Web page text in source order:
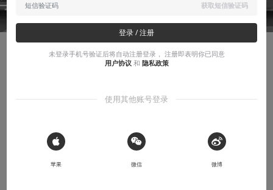
（下）：旧传说
世代战斗机甲“歌利亚”，正迎着欢呼的人群在戴高乐大道上阔步前
行，而温斯顿却给他的法国朋友塞巴斯蒂安·勒庞讲了一个令人不安
的旧时代秘闻……
获取短信验证码
登录 / 注册
未登录手机号验证后将自动注册登录， 注册即表明你已同意
用户协议 和 隐私政策
使用其他账号登录
 Sign in with Apple
苹果 微信 微博